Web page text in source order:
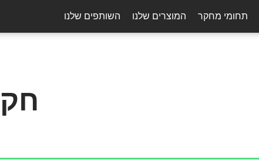
השותפים שלנו המוצרים שלנו תחומי מחקר